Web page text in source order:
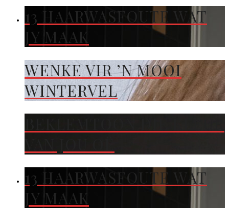
13 HAARWASFOUTE WAT
JY MAAK
WENKE VIR ’N MOOI
WINTERVEL
13 HAARWASFOUTE WAT
JY MAAK